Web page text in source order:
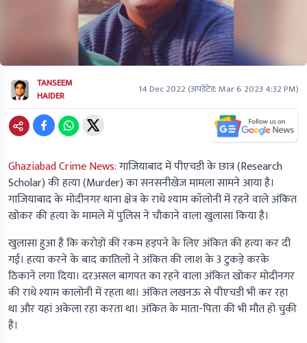
TANSEEM
HAIDER
14 Dec 2022(अपडेटेड:Mar 6 2023 4:32 PM)
Ghaziabad Crime News:गाजियाबाद में पीएचडी के छात्र(Research
Scholar)की हत्या(Murder)का सनसनीखेज मामला सामने आया है।
गाजियाबाद के मोदीनगर थाना क्षेत्र के राधे श्याम कॉलोनी में रहने वाले अंकित
खोकर की हत्या के मामले में पुलिस ने चौकाने वाला खुलासा किया है।
खुलासा हुआ है कि करोड़ों की रकम हड़पने के लिए अंकित की हत्या कर दी
गई। हत्या करने के बाद कातिलों ने अंकित की लाश के 3 टुकड़े करके
ठिकाने लगा दिया। दरअसल बागपत का रहने वाला अंकित खोकर मोदीनगर
की राधे श्याम कालोनी में रहता था। अंकित लखनऊ से पीएचडी भी कर रहा
था और यहां अकेला रहा करता था। अंकित के माता-पिता की भी मौत हो चुकी
है।